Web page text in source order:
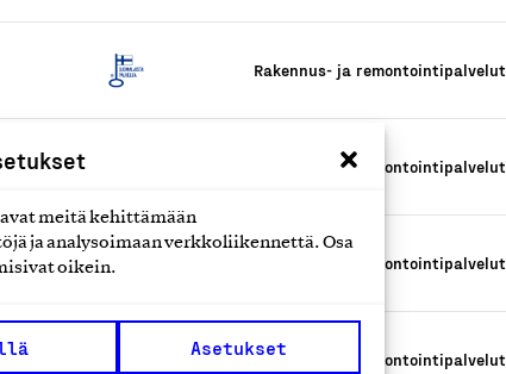
meitä kehittämään
ja analysoimaan verkkoliikennettä. Osa
oikein.
Asetukset
Rakennus- ja remontointipalvelut
Rakennus- ja remontointipalvelut
Rakennus- ja remontointipalvelut
Rakennus- ja remontointipalvelut